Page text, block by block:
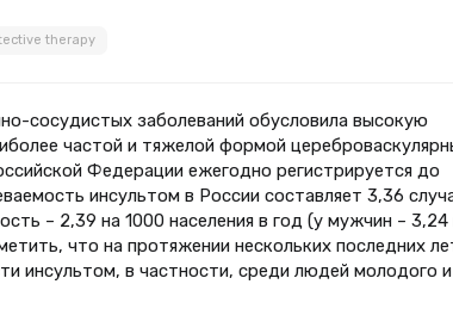
therapy
сосудистых заболеваний обусловила высокую
частой и тяжелой формой
Федерации ежегодно регистрируется до
инсультом в России составляет 3,36
– 2,39 на 1000 населения в год (у мужчин – 3,24
что на протяжении нескольких последних
инсультом, в частности, среди людей молодого и